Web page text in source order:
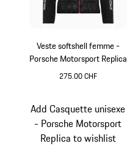
Veste softshell femme -
Porsche Motorsport Replica
275.00 CHF
Add Casquette unisexe
- Porsche Motorsport
Replica to wishlist